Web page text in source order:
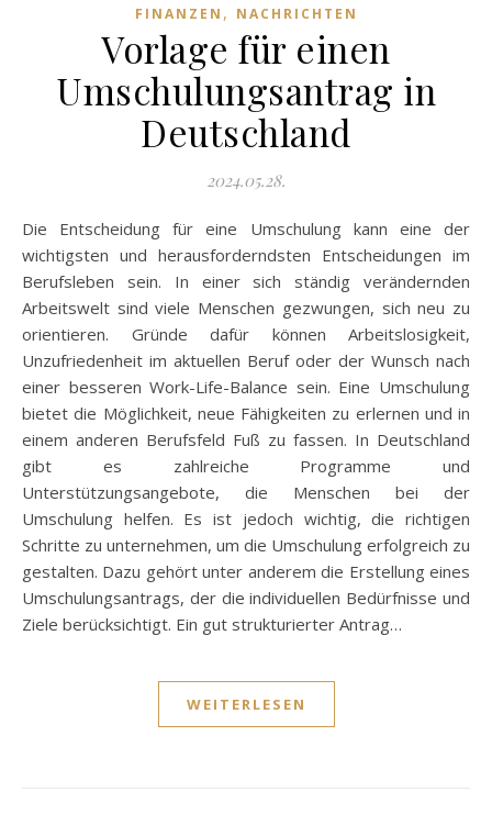
FINANZEN , NACHRICHTEN
Vorlage für einen
Umschulungsantrag in
Deutschland
2024.05.28.
Die Entscheidung für eine Umschulung kann eine der
wichtigsten und herausforderndsten Entscheidungen im
Berufsleben sein. In einer sich ständig verändernden
Arbeitswelt sind viele Menschen gezwungen, sich neu zu
orientieren. Gründe dafür können Arbeitslosigkeit,
Unzufriedenheit im aktuellen Beruf oder der Wunsch nach
einer besseren Work-Life-Balance sein. Eine Umschulung
bietet die Möglichkeit, neue Fähigkeiten zu erlernen und in
einem anderen Berufsfeld Fuß zu fassen. In Deutschland
gibt es zahlreiche Programme und
Unterstützungsangebote, die Menschen bei der
Umschulung helfen. Es ist jedoch wichtig, die richtigen
Schritte zu unternehmen, um die Umschulung erfolgreich zu
gestalten. Dazu gehört unter anderem die Erstellung eines
Umschulungsantrags, der die individuellen Bedürfnisse und
Ziele berücksichtigt. Ein gut strukturierter Antrag…
WEITERLESEN